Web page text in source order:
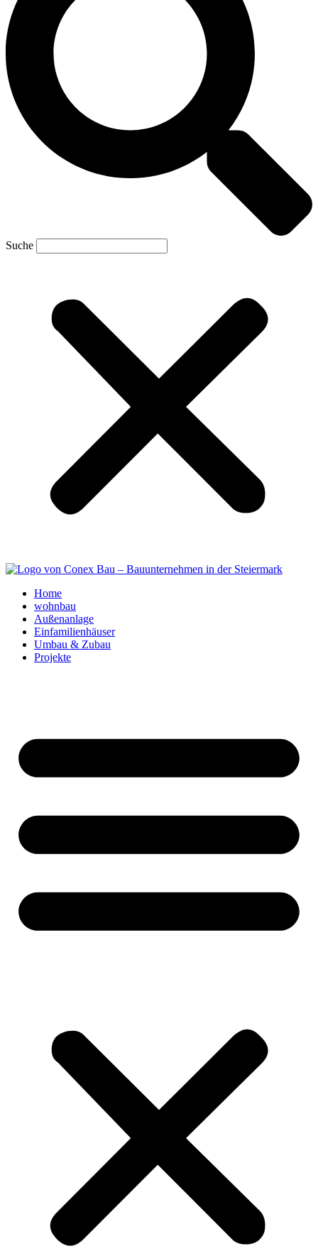
Suche
Home
wohnbau
Außenanlage
Einfamilienhäuser
Umbau & Zubau
Projekte